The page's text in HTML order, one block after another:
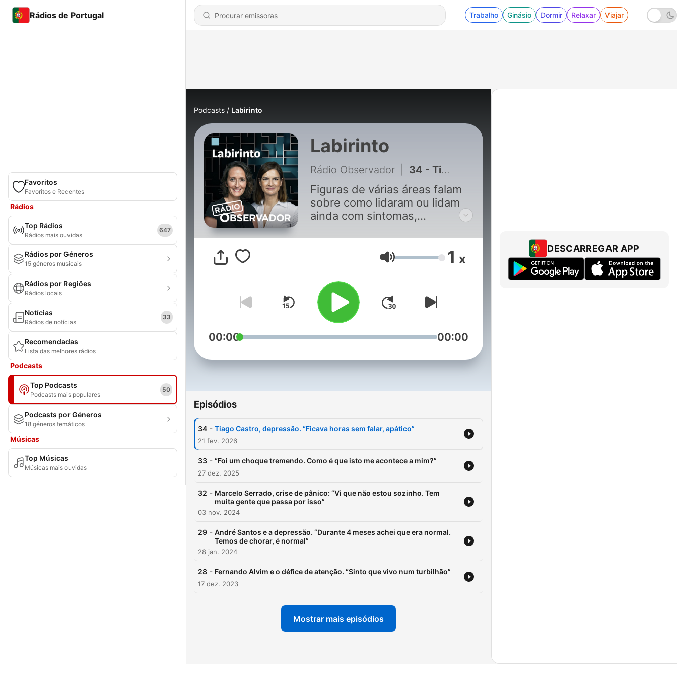
Rádios de Portugal Trabalho Ginásio Dormir Relaxar Viajar
Favoritos
Favoritos e Recentes
Rádios
Top Rádios
Rádios mais ouvidas
647
Rádios por Géneros
15 géneros musicais
Rádios por Regiões
Rádios locais
Notícias
Rádios de notícias
33
Recomendadas
Lista das melhores rádios
Podcasts
Top Podcasts
Podcasts mais populares
50
Podcasts por Géneros
18 géneros temáticos
Músicas
Top Músicas
Músicas mais ouvidas
Podcasts Labirinto
Labirinto
Rádio Observador 34 - Tiago Castro, depressão. “Ficava horas sem falar, apático”
Figuras de várias áreas falam
sobre como lidaram ou lidam
ainda com sintomas,
doenças do foro mental. Uma
parceria com a Fundação
Desenvolvimento.
Volume 1 x
00:00 00:00
Episódios
34 - Tiago Castro, depressão. “Ficava horas sem falar, apático”
21 fev. 2026
33 - “Foi um choque tremendo. Como é que isto me acontece a mim?”
27 dez. 2025
32 - Marcelo Serrado, crise de pânico: “Vi que não estou sozinho. Tem
muita gente que passa por isso”
03 nov. 2024
29 - André Santos e a depressão. “Durante 4 meses achei que era normal.
Temos de chorar, é normal”
28 jan. 2024
28 - Fernando Alvim e o défice de atenção. “Sinto que vivo num turbilhão”
17 dez. 2023
Mostrar mais episódios
DESCARREGAR APP